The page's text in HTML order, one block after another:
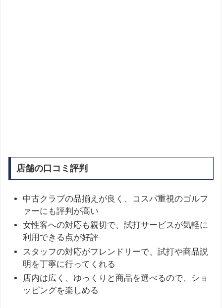
店舗の口コミ評判
中古クラブの品揃えが良く、コスパ重視のゴルフ
ァーにも評判が高い
女性客への対応も親切で、試打サービスが気軽に
利用できる点が好評
スタッフの対応がフレンドリーで、試打や商品説
明を丁寧に行ってくれる
店内は広く、ゆっくりと商品を選べるので、ショ
ッピングを楽しめる